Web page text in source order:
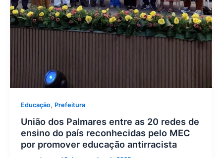
Educação, Prefeitura
União dos Palmares entre as 20 redes de
ensino do país reconhecidas pelo MEC
por promover educação antirracista